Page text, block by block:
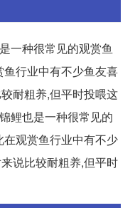
一种很常见的观赏鱼
行业中有不少鱼友喜
耐粗养,但平时投喂这
鲤也是一种很常见的
观赏鱼行业中有不少
说比较耐粗养,但平时